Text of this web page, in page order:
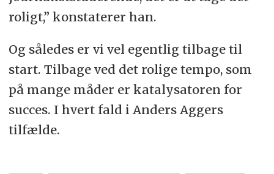
roligt,” konstaterer han.
Og således er vi vel egentlig tilbage til
start. Tilbage ved det rolige tempo, som
på mange måder er katalysatoren for
succes. I hvert fald i Anders Aggers
tilfælde.